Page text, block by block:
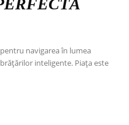
navigarea în lumea
inteligente. Piața este